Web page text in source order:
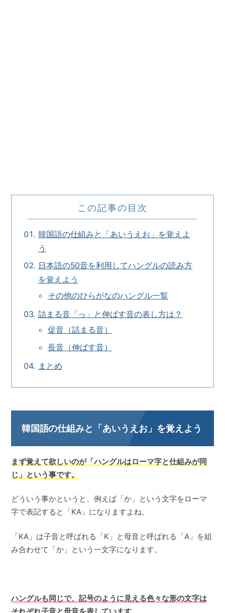
この記事の目次
韓国語の仕組みと「あいうえお」を覚えよ
う
日本語の50音を利用してハングルの読み方
を覚えよう
その他のひらがなのハングル一覧
詰まる音「っ」と伸ばす音の表し方は？
促音（詰まる音）
長音（伸ばす音）
まとめ
韓国語の仕組みと「あいうえお」を覚えよう
まず覚えて欲しいのが「ハングルはローマ字と仕組みが同
じ」という事です。
どういう事かというと、例えば「か」という文字をローマ
字で表記すると「KA」になりますよね。
「KA」は子音と呼ばれる「K」と母音と呼ばれる「A」を組
み合わせて「か」という一文字になります。
ハングルも同じで、記号のように見える色々な形の文字は